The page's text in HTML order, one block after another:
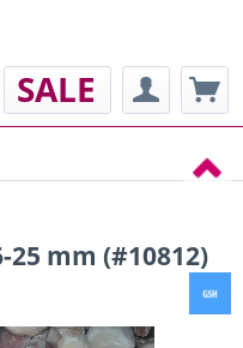
SALE
25 mm (#10812)